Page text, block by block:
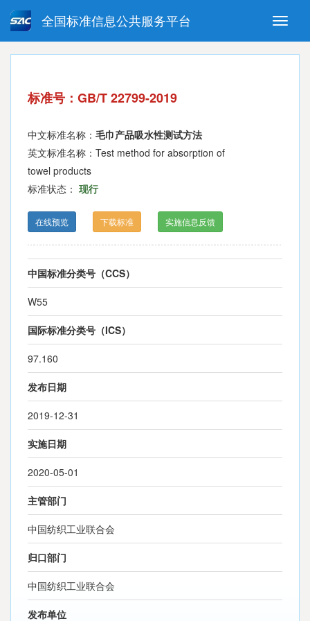
Toggle
全国标准信息公共服务平台
强制性国家标准 推荐性国家标准
指导性技术文件 (National standards in foreign
标准号：GB/T 22799-2019
中文标准名称： 毛巾产品吸水性测试方法
英文标准名称：Test method for absorption of
towel products
标准状态： 现行
在线预览 下载标准 实施信息反馈
中国标准分类号（CCS）
W55
国际标准分类号（ICS）
97.160
发布日期
2019-12-31
实施日期
2020-05-01
主管部门
中国纺织工业联合会
归口部门
中国纺织工业联合会
发布单位